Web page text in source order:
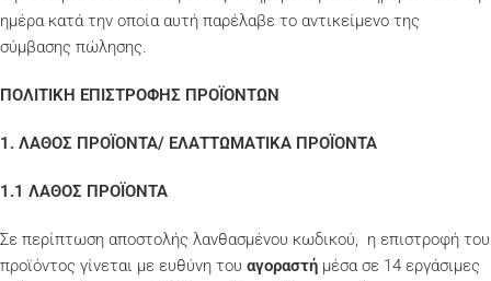
ημέρα κατά την οποία αυτή παρέλαβε το αντικείμενο της
σύμβασης πώλησης.
ΠΟΛΙΤΙΚΗ ΕΠΙΣΤΡΟΦΗΣ ΠΡΟΪΟΝΤΩΝ
1. ΛΑΘΟΣ ΠΡΟΪΟΝΤΑ/ ΕΛΑΤΤΩΜΑΤΙΚΑ ΠΡΟΪΟΝΤΑ
1.1 ΛΑΘΟΣ ΠΡΟΪΟΝΤΑ
Σε περίπτωση αποστολής λανθασμένου κωδικού, η επιστροφή του
προϊόντος γίνεται με ευθύνη του αγοραστή μέσα σε 14 εργάσιμες